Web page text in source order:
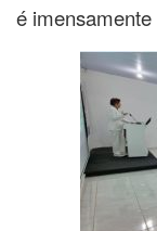
é imensamente